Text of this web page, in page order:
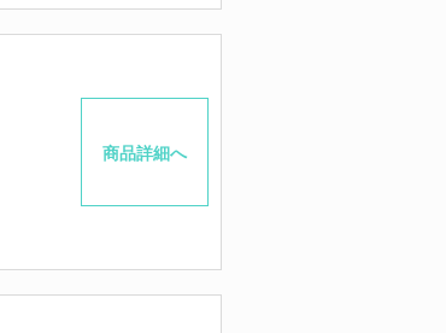
商品詳細へ